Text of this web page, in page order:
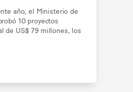
año, el Ministerio de
10 proyectos
de US$ 79 millones, los